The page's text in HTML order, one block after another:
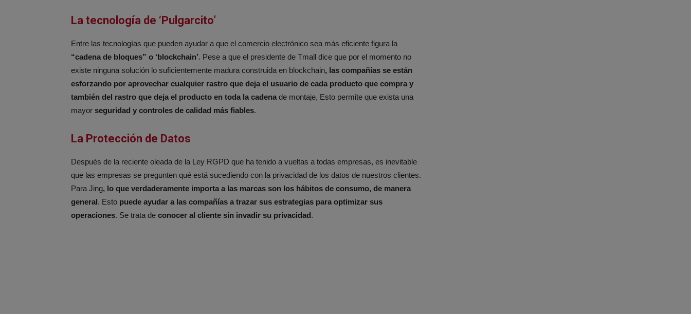
La tecnología de ‘Pulgarcito’
Entre las tecnologías que pueden ayudar a que el comercio electrónico sea más eficiente figura la
“cadena de bloques” o ‘blockchain’. Pese a que el presidente de Tmall dice que por el momento no
existe ninguna solución lo suficientemente madura construida en blockchain, las compañías se están
esforzando por aprovechar cualquier rastro que deja el usuario de cada producto que compra y
también del rastro que deja el producto en toda la cadenade montaje, Esto permite que exista una
mayor seguridad y controles de calidad más fiables.
La Protección de Datos
Después de la reciente oleada de la Ley RGPD que ha tenido a vueltas a todas empresas, es inevitable
que las empresas se pregunten qué está sucediendo con la privacidad de los datos de nuestros clientes.
Para Jing, lo que verdaderamente importa a las marcas son los hábitos de consumo, de manera
general. Esto puede ayudar a las compañías a trazar sus estrategias para optimizar sus
operaciones. Se trata de conocer al cliente sin invadir su privacidad.